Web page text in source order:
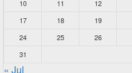
10
11 12
17
18 19
24
25 26
31
« Jul